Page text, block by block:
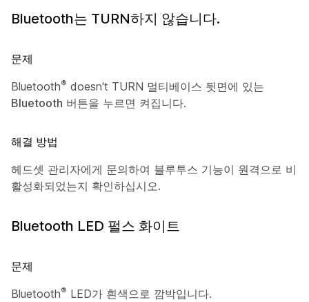
Bluetooth는 TURN하지 않습니다.
문제
Bluetooth® doesn't TURN 멀티베이스 뒷면에 있는
Bluetooth 버튼을 누르면 켜집니다.
해결 방법
헤드셋 관리자에게 문의하여 블루투스 기능이 원격으로 비
활성화되었는지 확인하십시오.
Bluetooth LED 펄스 화이트
문제
Bluetooth® LED가 흰색으로 깜박입니다.